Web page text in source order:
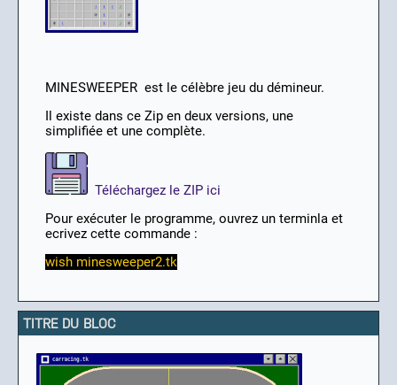
MINESWEEPER est le célèbre jeu du démineur.
Il existe dans ce Zip en deux versions, une
simplifiée et une complète.
Téléchargez le ZIP ici
Pour exécuter le programme, ouvrez un terminla et
ecrivez cette commande :
wish minesweeper2.tk
TITRE DU BLOC